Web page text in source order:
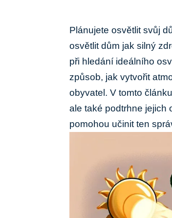
Plánujete osvětlit svůj
osvětlit dům jak silný
při hledání ideálního
způsob, jak vytvořit
obyvatel. V tomto
ale také podtrhne jejich
pomohou učinit ten